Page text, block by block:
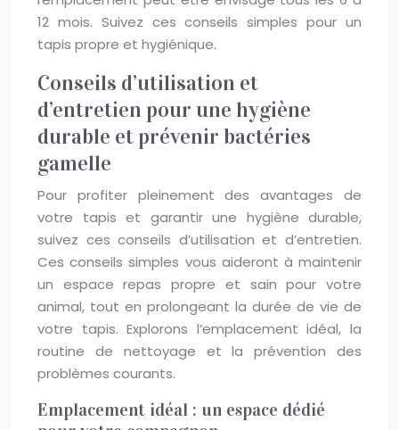
12 mois. Suivez ces conseils simples pour un
tapis propre et hygiénique.
Conseils d’utilisation et
d’entretien pour une hygiène
durable et prévenir bactéries
gamelle
Pour profiter pleinement des avantages de
votre tapis et garantir une hygiène durable,
suivez ces conseils d’utilisation et d’entretien.
Ces conseils simples vous aideront à maintenir
un espace repas propre et sain pour votre
animal, tout en prolongeant la durée de vie de
votre tapis. Explorons l’emplacement idéal, la
routine de nettoyage et la prévention des
problèmes courants.
Emplacement idéal : un espace dédié